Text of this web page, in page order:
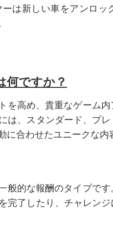
は新しい車をアンロッ
何ですか？
を高め、貴重なゲーム
は、スタンダード、プ
合わせたユニークな内
般的な報酬のタイプで
完了したり、チャレン